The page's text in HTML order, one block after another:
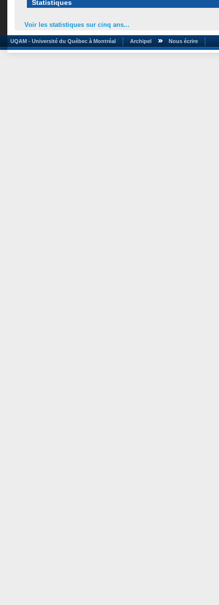
Statistiques
Voir les statistiques sur cinq ans...
UQAM - Université du Québec à Montréal Archipel Nous écrire